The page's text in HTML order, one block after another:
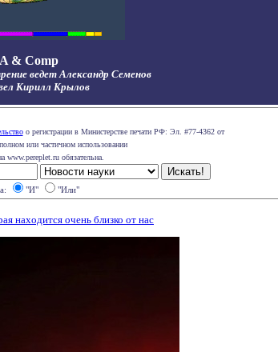
& Comp
ведет Александр Семенов
Кирилл Крылов
о регистрации в Министерстве печати РФ: Эл. #77-4362 от
или частичном использовании
www.pereplet.ru обязательна.
"И" "Или"
находится очень близко от нас